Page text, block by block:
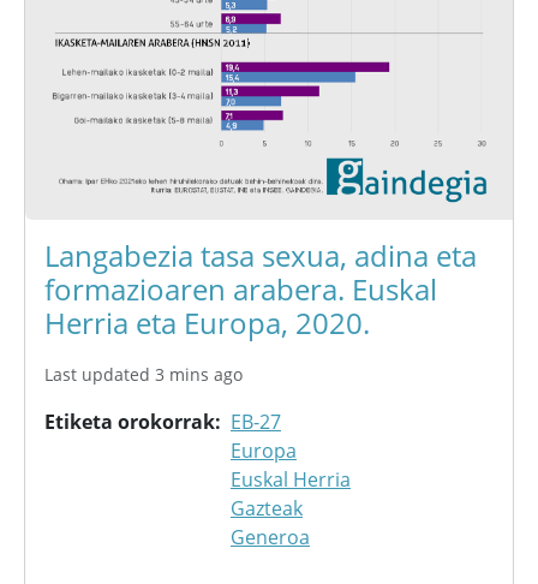
Langabezia tasa sexua, adina eta
formazioaren arabera. Euskal
Herria eta Europa, 2020.
Last updated 3 mins ago
Etiketa orokorrak
EB-27
Europa
Euskal Herria
Gazteak
Generoa